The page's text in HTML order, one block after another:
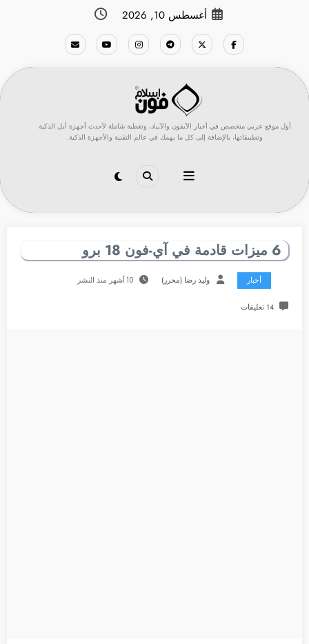
أغسطس 10, 2026
أول موقع عربي متخصص في أخبار الآيفون والآيباد، وتغطية شاملة لأحدث أجهزة أبل الذكية
وتطبيقاتها، بالإضافة إلى كل ما يهمك في عالم التقنية والأجهزة الذكية.
6 ميزات قادمة في آي-فون 18 برو
أخبار وليد رضا (محرر) 10 أشهر منذ النشر
14 تعليقات